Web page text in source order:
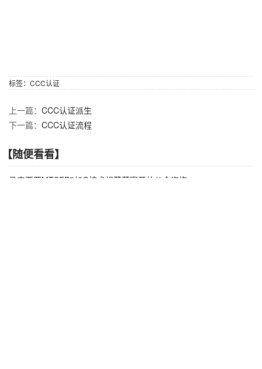
标签： CCC认证
上一篇： CCC认证派生
下一篇： CCC认证流程
【随便看看】
马来西亚MTSFB对5G技术规范草案开放公众咨询